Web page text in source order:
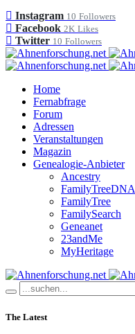
Instagram 10 Followers
Facebook 2K Likes
Twitter 10 Followers
Home
Fernabfrage
Forum
Adressen
Veranstaltungen
Magazin
Genealogie-Anbieter
Ancestry
FamilyTreeDNA
FamilyTree
FamilySearch
Geneanet
23andMe
MyHeritage
The Latest